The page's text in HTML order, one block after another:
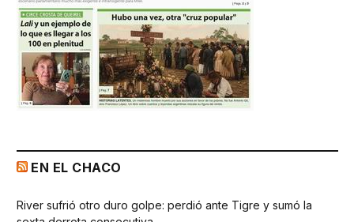
EN EL CHACO
River sufrió otro duro golpe: perdió ante Tigre y sumó la